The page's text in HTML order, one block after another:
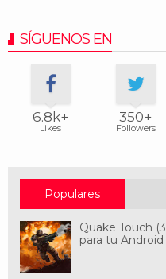
SÍGUENOS EN
6.8k+
Likes
350+
Followers
Populares
Quake Touch
para tu